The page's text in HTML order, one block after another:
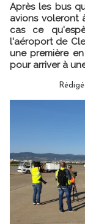
Après les bus
avions voleront
cas ce
l'aéroport de
une première
pour arriver à